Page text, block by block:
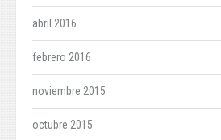
abril 2016
febrero 2016
noviembre 2015
octubre 2015